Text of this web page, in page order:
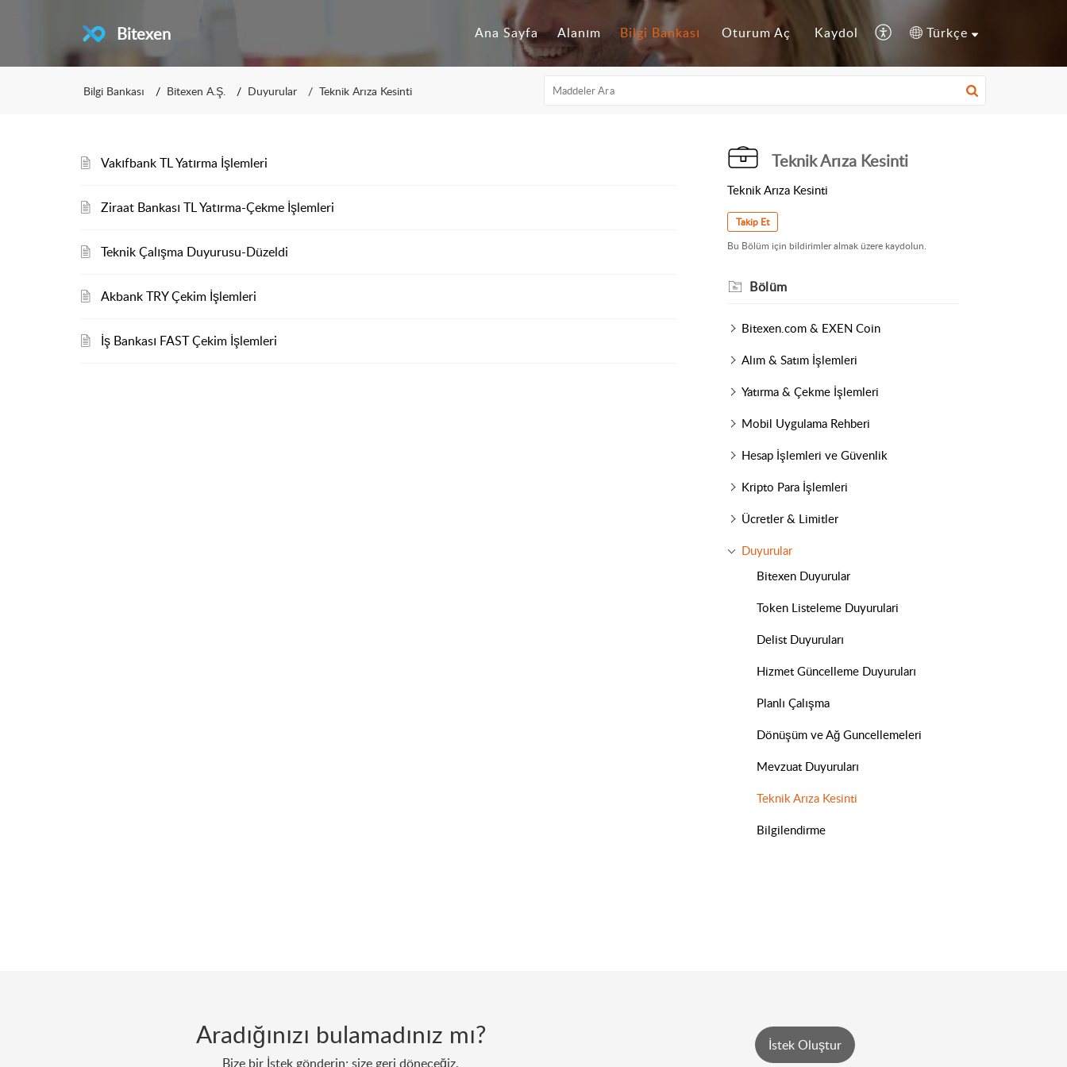
Bitexen Ana Sayfa Alanım Bilgi Bankası Oturum Aç Kaydol Türkçe
Bilgi Bankası Bitexen A.Ş. Duyurular Teknik Arıza Kesinti
Vakıfbank TL Yatırma İşlemleri
Ziraat Bankası TL Yatırma-Çekme İşlemleri
Teknik Çalışma Duyurusu-Düzeldi
Akbank TRY Çekim İşlemleri
İş Bankası FAST Çekim İşlemleri
Teknik Arıza Kesinti
Teknik Arıza Kesinti
Takip Et
Bu Bölüm için bildirimler almak üzere kaydolun.
Bölüm
Bitexen.com & EXEN Coin
Alım & Satım İşlemleri
Yatırma & Çekme İşlemleri
Mobil Uygulama Rehberi
Hesap İşlemleri ve Güvenlik
Kripto Para İşlemleri
Ücretler & Limitler
Duyurular
Bitexen Duyurular
Token Listeleme Duyurulari
Delist Duyuruları
Hizmet Güncelleme Duyuruları
Planlı Çalışma
Dönüşüm ve Ağ Guncellemeleri
Mevzuat Duyuruları
Teknik Arıza Kesinti
Bilgilendirme
Aradığınızı bulamadınız mı?
Bize bir İstek gönderin; size geri döneceğiz.
İstek Oluştur